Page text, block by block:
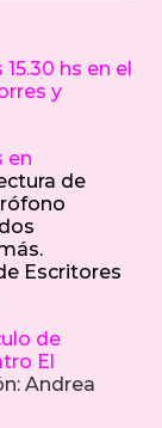
hs en el
y
en
de
Escritores
de
El
Andrea